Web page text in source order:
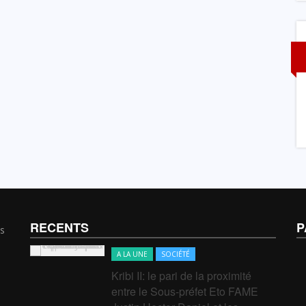
RECENTS
A LA UNE SOCIÉTÉ
Kribi II: le pari de la proximité
entre le Sous-préfet Eto FAME